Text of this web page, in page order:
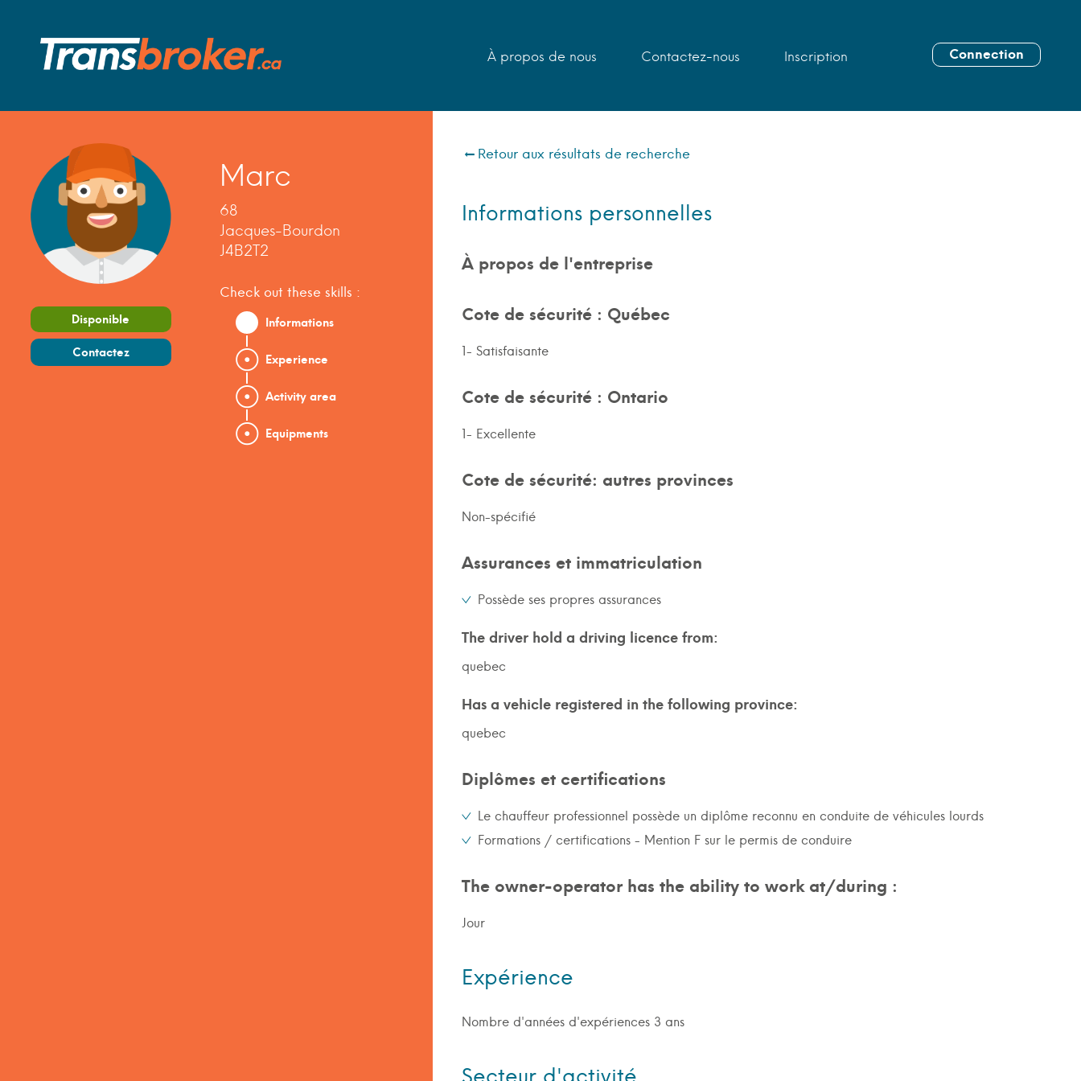
À propos de nous Contactez-nous Inscription Connection
Disponible
Contactez
Marc
68
Jacques-Bourdon
J4B2T2
Check out these skills :
Informations
Experience
Activity area
Equipments
Retour aux résultats de recherche
Informations personnelles
À propos de l'entreprise
Cote de sécurité : Québec
1- Satisfaisante
Cote de sécurité : Ontario
1- Excellente
Cote de sécurité: autres provinces
Non-spécifié
Assurances et immatriculation
Possède ses propres assurances
The driver hold a driving licence from:
quebec
Has a vehicle registered in the following province:
quebec
Diplômes et certifications
Le chauffeur professionnel possède un diplôme reconnu en conduite de véhicules lourds
Formations / certifications - Mention F sur le permis de conduire
The owner-operator has the ability to work at/during :
Jour
Expérience
Nombre d'années d'expériences 3 ans